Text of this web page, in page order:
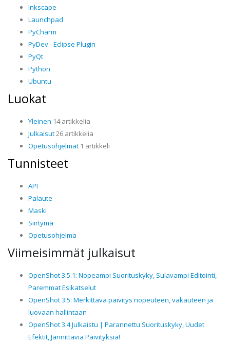
Inkscape
Launchpad
PyCharm
PyDev - Eclipse Plugin
PyQt
Python
Ubuntu
Luokat
Yleinen 14 artikkelia
Julkaisut26 artikkelia
Opetusohjelmat 1 artikkeli
Tunnisteet
API
Palaute
Maski
Siirtymä
Opetusohjelma
Viimeisimmät julkaisut
OpenShot 3.5.1: Nopeampi Suorituskyky, Sulavampi Editointi,
Paremmat Esikatselut
OpenShot 3.5: Merkittävä päivitys nopeuteen, vakauteen ja
luovaan hallintaan
OpenShot 3.4 Julkaistu | Parannettu Suorituskyky, Uudet
Efektit, Jännittäviä Päivityksiä!